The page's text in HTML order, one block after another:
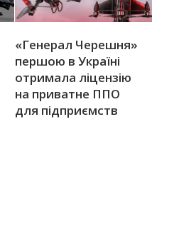
«Генерал Черешня»
першою в Україні
отримала ліцензію
на приватне ППО
для підприємств